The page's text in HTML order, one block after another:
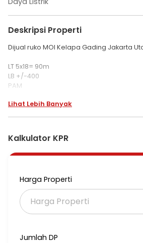
Deskripsi Properti
Dijual ruko MOI Kelapa Gading Jakarta
LT 5x18= 90m
LB +/-400
PAM
5 lantai
Harga 11M nego
Lihat Lebih Banyak
Kalkulator KPR
Harga Properti
Jumlah DP